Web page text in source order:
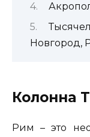
Новгород,
Колонна
Рим – это